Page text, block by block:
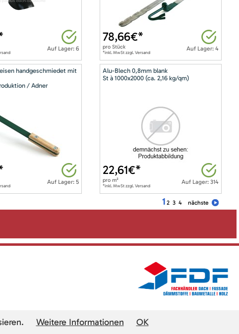
Auf Lager: 6 Auf Lager: 4
78,66€*
proStück
*inkl. MwSt zzgl. Versand
handgeschmiedet mit
/ Adner
Auf Lager: 5
Alu-Blech 0,8mm blank
St à 1000x2000 (ca. 2,16 kg/qm)
Auf Lager: 314
22,61€*
prom²
*inkl. MwSt zzgl. Versand
1 2 3 4 nächste
Weitere Informationen OK